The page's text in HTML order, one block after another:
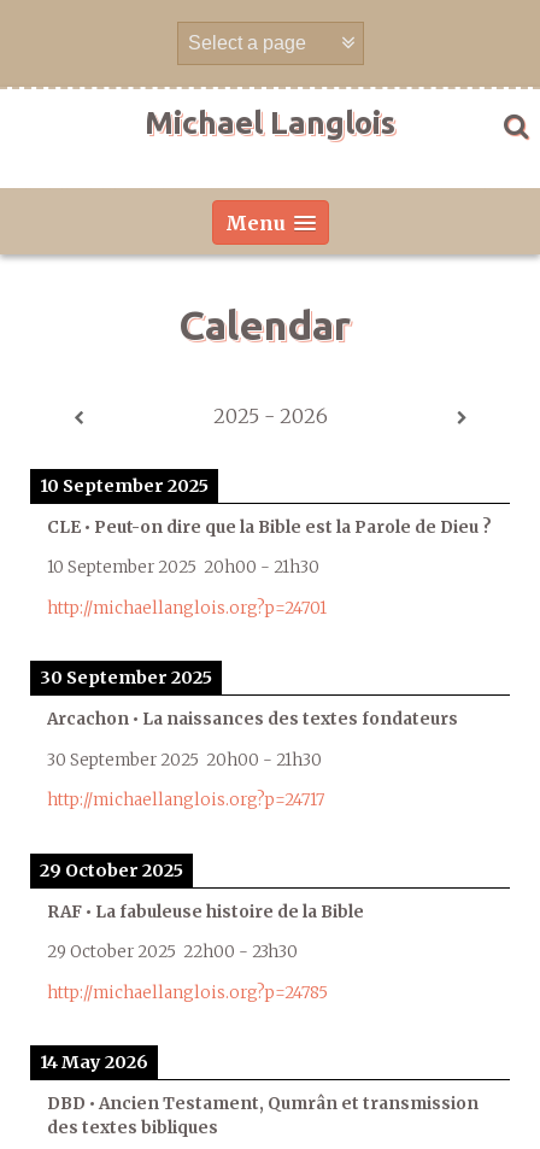
Michael Langlois
Menu
Calendar
2025 - 2026
10 September 2025
CLE • Peut-on dire que la Bible est la Parole de Dieu ?
10 September 2025 20h00 - 21h30
http://michaellanglois.org?p=24701
30 September 2025
Arcachon • La naissances des textes fondateurs
30 September 2025 20h00 - 21h30
http://michaellanglois.org?p=24717
29 October 2025
RAF • La fabuleuse histoire de la Bible
29 October 2025 22h00 - 23h30
http://michaellanglois.org?p=24785
14 May 2026
DBD • Ancien Testament, Qumrân et transmission
des textes bibliques